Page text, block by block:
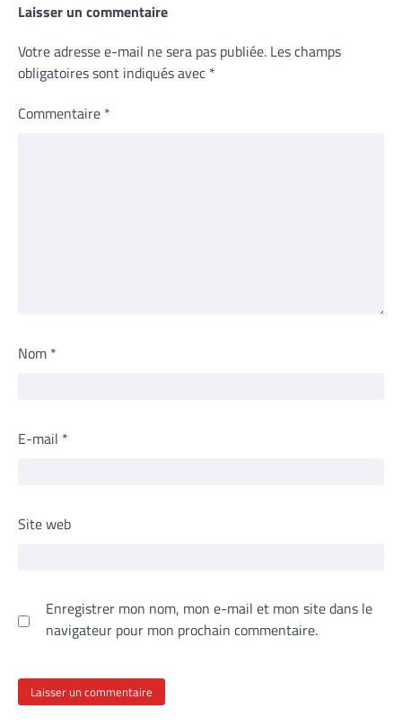
Laisser un commentaire
Votre adresse e-mail ne sera pas publiée. Les champs
obligatoires sont indiqués avec *
Commentaire *
Nom *
E-mail *
Site web
Enregistrer mon nom, mon e-mail et mon site dans le
navigateur pour mon prochain commentaire.